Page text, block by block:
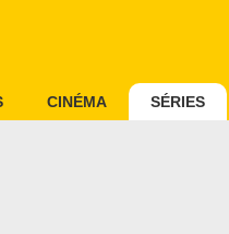
CINÉMA SÉRIES